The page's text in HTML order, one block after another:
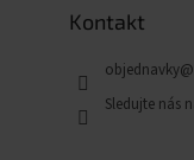
Kontakt
objednavky@